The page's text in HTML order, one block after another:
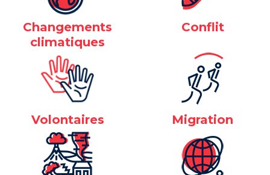
Changements
climatiques
Conflit
Volontaires Migration